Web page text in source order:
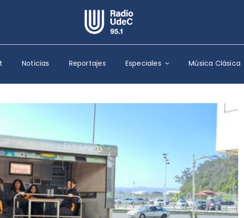
Escuchar Radio UdeC en vivo
Quiénes Somos
Programación
Podcast
Noticias
Reportajes
Columnas
Música Clásica
Especiales
Noticias Reportajes Especiales Música Clásica